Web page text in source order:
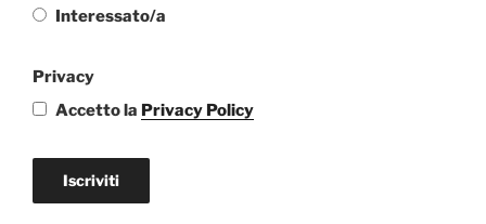
Interessato/a
Privacy
Accetto la Privacy Policy
Iscriviti